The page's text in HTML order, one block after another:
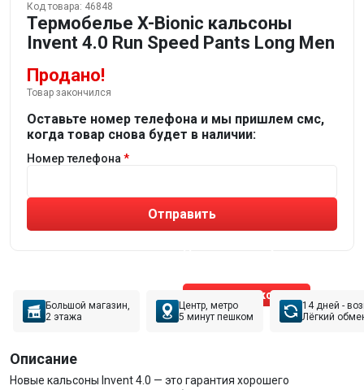
Код товара: 46848
Термобелье X-Bionic кальсоны
Invent 4.0 Run Speed Pants Long Men
Продано!
Товар закончился
Оставьте номер телефона и мы пришлем смс,
когда товар снова будет в наличии:
Номер телефона
Отправить
Позвонить эксперту
Большой магазин,
2 этажа
Центр, метро
5 минут пешком
14 дней -
Лёгкий
Описание
Новые кальсоны Invent 4.0 — это гарантия хорошего